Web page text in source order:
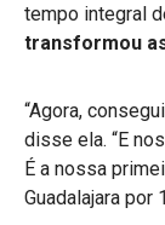
tempo integral
transformou
“Agora,
disse ela. “E
É a nossa
Guadalajara por